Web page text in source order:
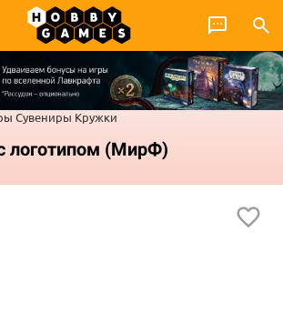
Сувениры Кружки
логотипом (МирФ)